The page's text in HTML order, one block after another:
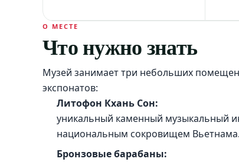
О МЕСТЕ
Что нужно знать
Музей занимает три небольших
экспонатов:
Литофон Кхань Сон:
уникальный каменный музыкальный
национальным сокровищем Вьетнама.
Бронзовые барабаны: